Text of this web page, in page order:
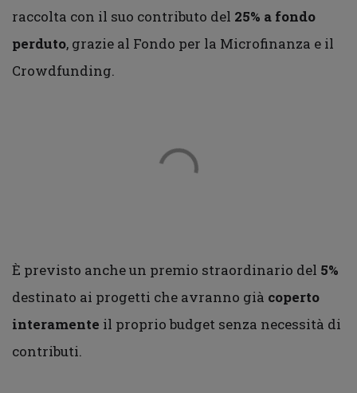
raccolta con il suo contributo del 25% a fondo
perduto, grazie al Fondo per la Microfinanza e il
Crowdfunding.
È previsto anche un premio straordinario del 5%
destinato ai progetti che avranno già coperto
interamente il proprio budget senza necessità di
contributi.